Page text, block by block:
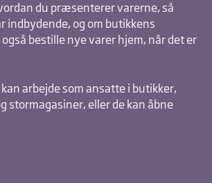
du præsenterer varerne, så
indbydende, og om butikkens
bestille nye varer hjem, når det er
arbejde som ansatte i butikker,
stormagasiner, eller de kan åbne